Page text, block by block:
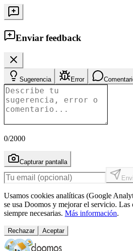
Enviar feedback
Sugerencia Error
0/2000
Capturar pantalla
Usamos cookies analíticas (Google
se usa Doomos y mejorar el servicio. Las
siempre necesarias. Más información.
Rechazar Aceptar